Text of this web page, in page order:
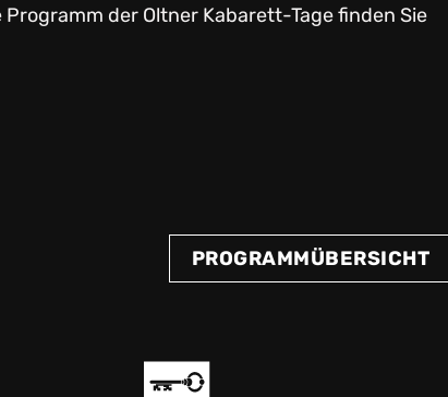
der Oltner Kabarett-Tage finden Sie
PROGRAMMÜBERSICHT